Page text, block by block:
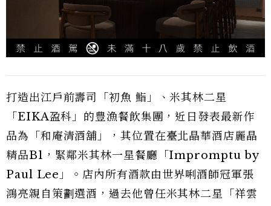
打造出江戶前壽司「初魚 鮨」、米其林二星
「EIKA盈科」的豊漁餐飲集團，近日發表最新作
品為「和庵清酒舖」，其位置在臺北晶華酒店麗晶
精品B1，緊鄰米其林一星餐廳「Impromptu by
Paul Lee」。店內所有酒款由世界唎酒師冠軍張
鴻亮親自策劃選酒，過去他曾任米其林二星「祥雲